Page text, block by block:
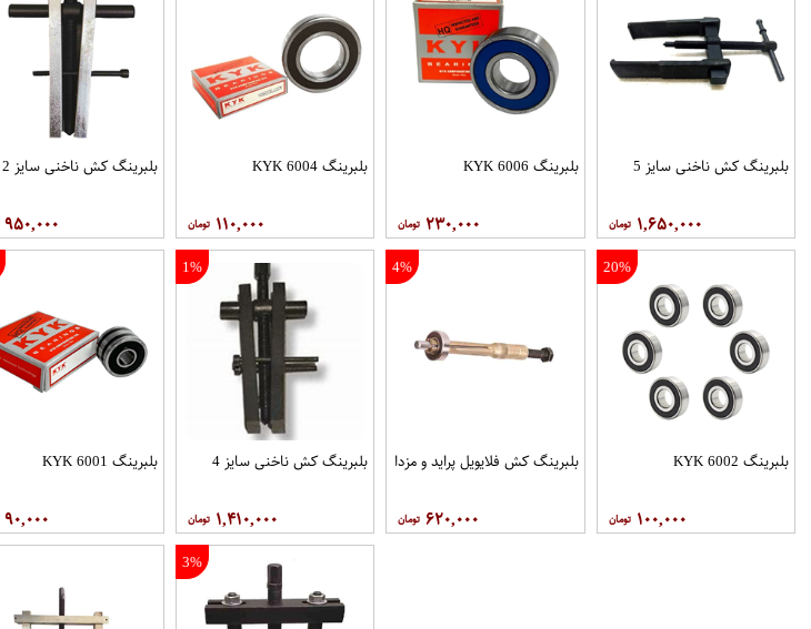
بلبرینگ کش ناخنی سایز 5
۱,۶۵۰,۰۰۰
بلبرینگ 6006 KYK
۲۳۰,۰۰۰
بلبرینگ 6004 KYK
۱۱۰,۰۰۰
بلبرینگ کش ناخنی سایز 2
۹۵۰,۰۰۰
20%
بلبرینگ 6002 KYK
۱۰۰,۰۰۰
4%
بلبرینگ کش فلایویل پراید و مزدا
۶۲۰,۰۰۰
1%
بلبرینگ کش ناخنی سایز 4
۱,۴۱۰,۰۰۰
بلبرینگ 6001 KYK
۹۰,۰۰۰
3%